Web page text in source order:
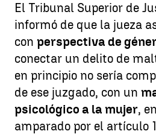
El Tribunal Superior de
informó de que la jueza
con perspectiva de
conectar un delito de
en principio no sería
de ese juzgado, con un
psicológico a la mujer,
amparado por el artículo